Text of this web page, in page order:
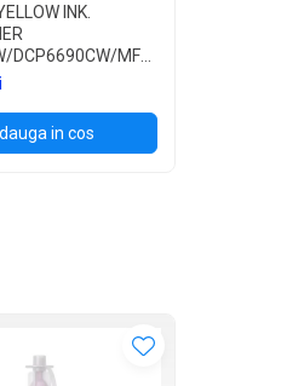
INK.
DCP6690CW/MFC6490CW/
585CW,MFC-
(325 PAG)
in cos